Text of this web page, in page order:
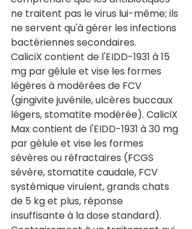
ne traitent pas le virus lui-même; ils
ne servent qu'à gérer les infections
bactériennes secondaires.
CaliciX contient de l'EIDD-1931 à 15
mg par gélule et vise les formes
légères à modérées de FCV
(gingivite juvénile, ulcères buccaux
légers, stomatite modérée). CaliciX
Max contient de l'EIDD-1931 à 30 mg
par gélule et vise les formes
sévères ou réfractaires (FCGS
sévère, stomatite caudale, FCV
systémique virulent, grands chats
de 5 kg et plus, réponse
insuffisante à la dose standard).